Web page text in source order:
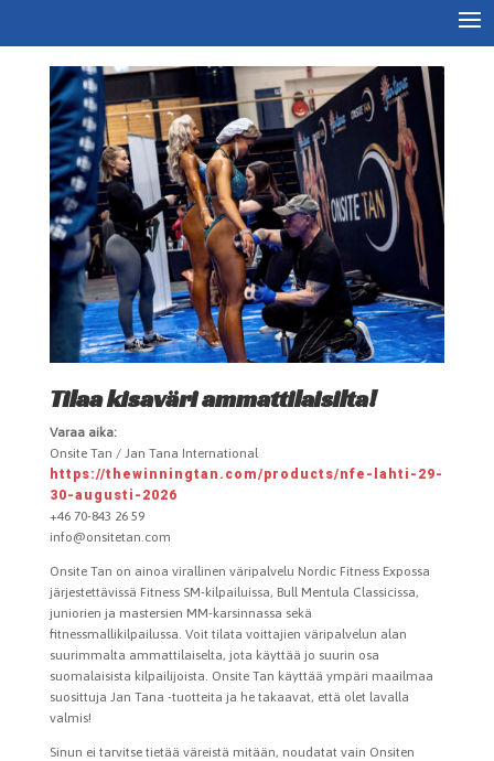
Tilaa kisaväri ammattilaisilta!
Varaa aika:
Onsite Tan / Jan Tana International
https://thewinningtan.com/products/nfe-lahti-29-
30-augusti-2026
+46 70-843 26 59
info@onsitetan.com
Onsite Tan on ainoa virallinen väripalvelu Nordic Fitness Expossa
järjestettävissä Fitness SM-kilpailuissa, Bull Mentula Classicissa,
juniorien ja mastersien MM-karsinnassa sekä
fitnessmallikilpailussa. Voit tilata voittajien väripalvelun alan
suurimmalta ammattilaiselta, jota käyttää jo suurin osa
suomalaisista kilpailijoista. Onsite Tan käyttää ympäri maailmaa
suosittuja Jan Tana -tuotteita ja he takaavat, että olet lavalla
valmis!
Sinun ei tarvitse tietää väreistä mitään, noudatat vain Onsiten